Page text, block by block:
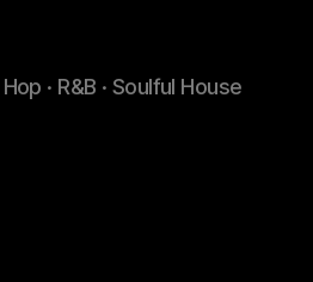
· R&B · Soulful House